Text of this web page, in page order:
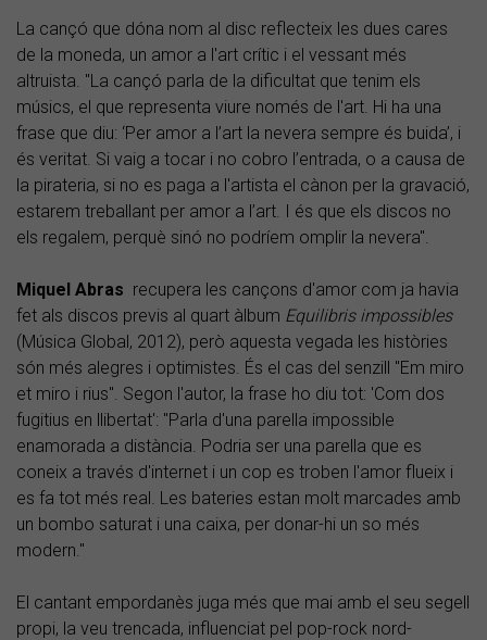
La cançó que dóna nom al disc reflecteix les dues cares
de la moneda, un amor a l'art crític i el vessant més
altruista. "La cançó parla de la dificultat que tenim els
músics, el que representa viure només de l'art. Hi ha una
frase que diu: ‘Per amor a l’art la nevera sempre és buida’, i
és veritat. Si vaig a tocar i no cobro l’entrada, o a causa de
la pirateria, si no es paga a l'artista el cànon per la gravació,
estarem treballant per amor a l’art. I és que els discos no
els regalem, perquè sinó no podríem omplir la nevera".
Miquel Abras recupera les cançons d'amor com ja havia
fet als discos previs al quart àlbum Equilibris impossibles
(Música Global, 2012), però aquesta vegada les històries
són més alegres i optimistes. És el cas del senzill "Em miro
et miro i rius". Segon l'autor, la frase ho diu tot: 'Com dos
fugitius en llibertat': "Parla d'una parella impossible
enamorada a distància. Podria ser una parella que es
coneix a través d'internet i un cop es troben l'amor flueix i
es fa tot més real. Les bateries estan molt marcades amb
un bombo saturat i una caixa, per donar-hi un so més
modern."
El cantant empordanès juga més que mai amb el seu segell
propi, la veu trencada, influenciat pel pop-rock nord-